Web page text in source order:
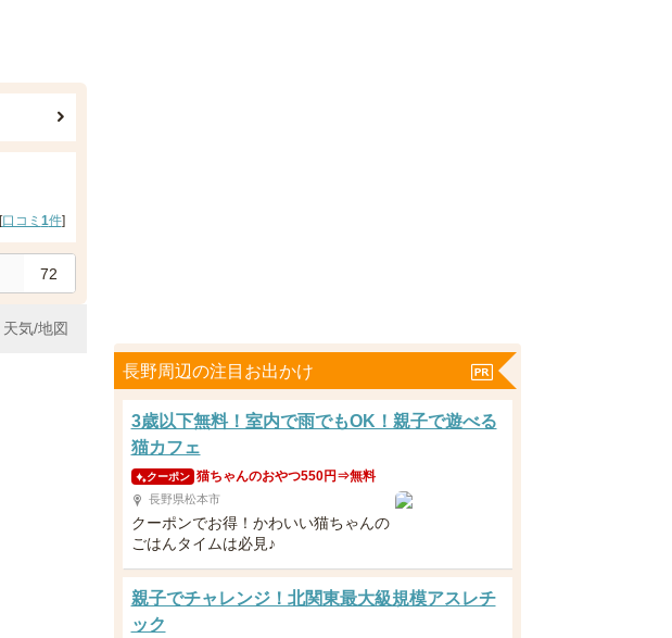
[口コミ 1件]
72
天気/地図
長野周辺の注目お出かけ
3歳以下無料！室内で雨でもOK！親子で遊べる
猫カフェ
クーポン 猫ちゃんのおやつ550円⇒無料
長野県松本市
クーポンでお得！かわいい猫ちゃんの
ごはんタイムは必見♪
親子でチャレンジ！北関東最大級規模アスレチ
ック